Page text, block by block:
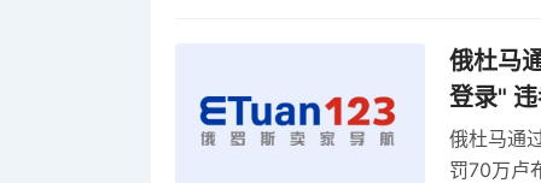
俄杜马
登录"
俄杜马通
罚70万卢